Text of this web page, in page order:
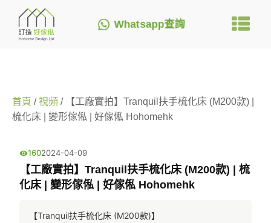
Whatsapp查詢
首頁 /視頻 / 【工廠實拍】Tranquil扶手梳化床 (M200款) |
梳化床 | 變形傢俬 | 好傢俬 Hohomehk
1602024-04-09
【工廠實拍】Tranquil扶手梳化床 (M200款) | 梳
化床 | 變形傢俬 | 好傢俬 Hohomehk
【Tranquil扶手梳化床 (M200款)】